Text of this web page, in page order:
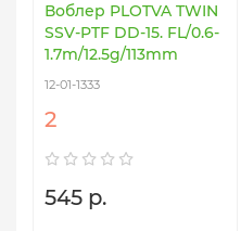
Воблер PLOTVA TWIN
SSV-PTF DD-15. FL/0.6-
1.7m/12.5g/113mm
12-01-1333
2
545 р.